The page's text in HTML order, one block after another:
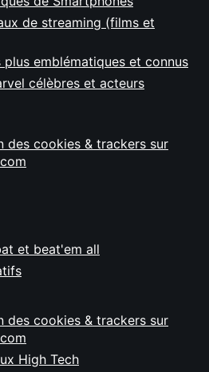
de streaming (films et
plus emblématiques et connus
célèbres et acteurs
des cookies & trackers sur
et beat'em all
des cookies & trackers sur
High Tech